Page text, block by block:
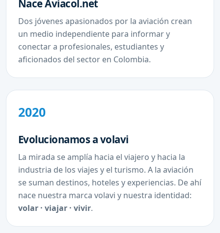
Nace Aviacol.net
Dos jóvenes apasionados por la aviación crean
un medio independiente para informar y
conectar a profesionales, estudiantes y
aficionados del sector en Colombia.
2020
Evolucionamos a volavi
La mirada se amplía hacia el viajero y hacia la
industria de los viajes y el turismo. A la aviación
se suman destinos, hoteles y experiencias. De ahí
nace nuestra marca volavi y nuestra identidad:
volar · viajar · vivir.